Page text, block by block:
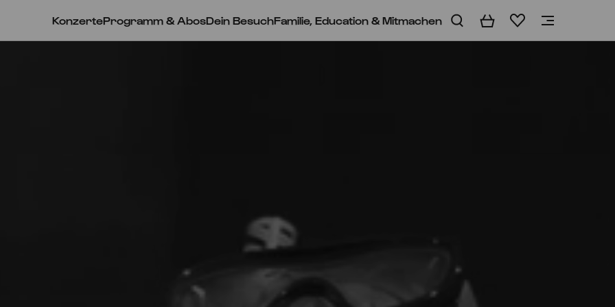
KonzerteProgramm & AbosDein BesuchFamilie, Education & Mitmachen WarenkorbMerkliste